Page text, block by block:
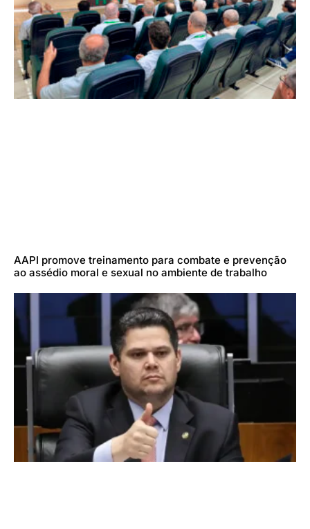
AAPI promove treinamento para combate e prevenção
ao assédio moral e sexual no ambiente de trabalho